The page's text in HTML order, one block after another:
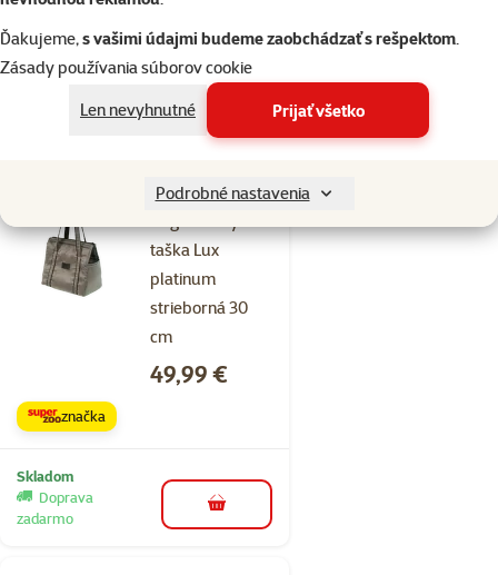
Ďakujeme,s vašimi údajmi budeme zaobchádzať s rešpektom.
Zásady používania súborov cookie
Len nevyhnutné
Prijať všetko
Podrobné nastavenia
Skladom
Doprava
do košíka
taška Lux
platinum
strieborná 30
cm
Hodnotenie 0%
Cena
49,99 €
značka
Skladom
Doprava
zadarmo
do košíka